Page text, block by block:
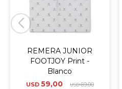
REMERA JUNIOR
FOOTJOY Print -
Blanco
USD 59,00 USD69,00